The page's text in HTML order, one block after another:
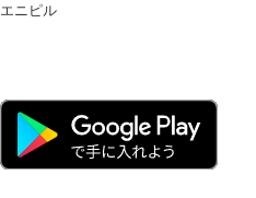
エニピル